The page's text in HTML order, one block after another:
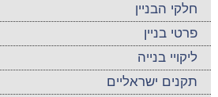
חלקי הבניין
פרטי בניין
ליקויי בנייה
תקנים ישראליים